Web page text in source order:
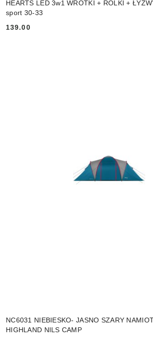
HEARTS LED 3w1 WROTKI + ROLKI +
sport 30-33
Cena:
139.00
NC6031 NIEBIESKO- JASNO SZARY
HIGHLAND NILS CAMP